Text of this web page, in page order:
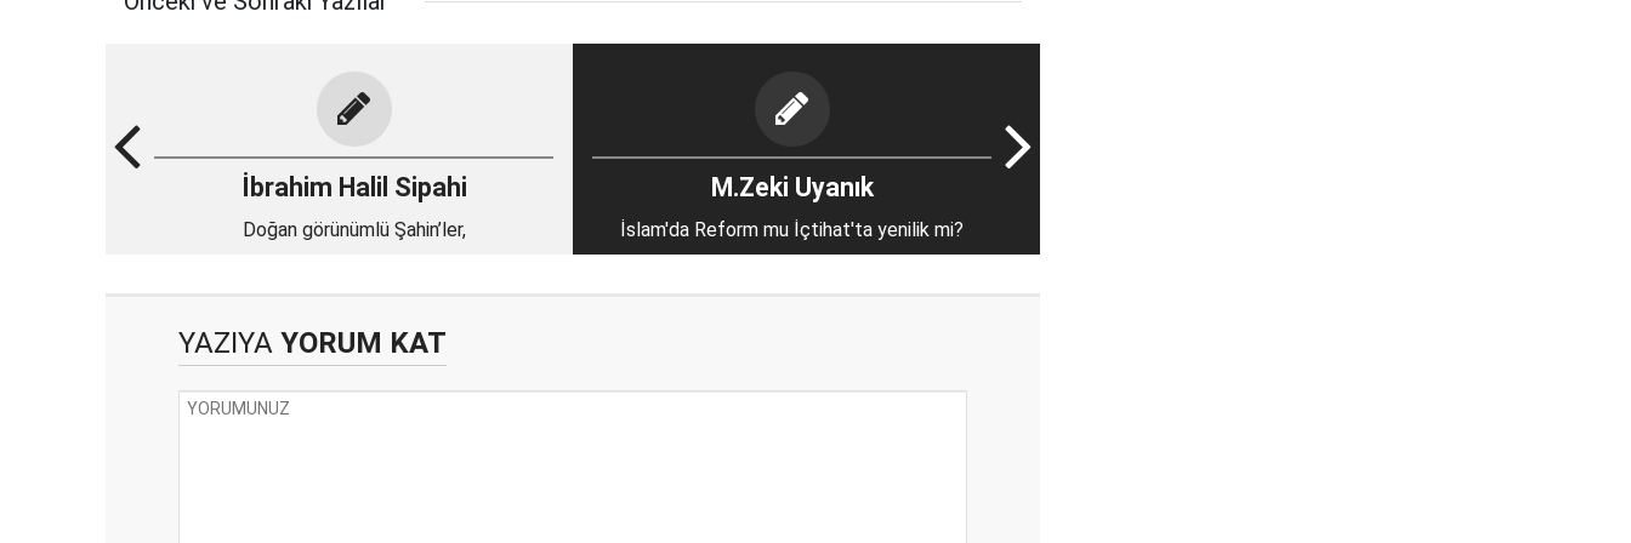
İbrahim Halil Sipahi
Doğan görünümlü Şahin’ler,
M.Zeki Uyanık
İslam'da Reform mu İçtihat'ta yenilik mi?
YAZIYA YORUM KAT